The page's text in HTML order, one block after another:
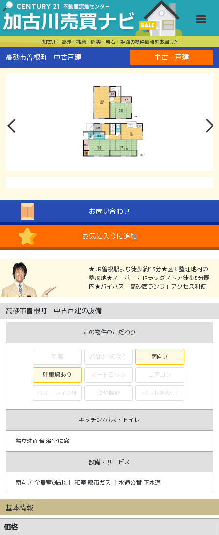
加古川・高砂・播磨・稲美・明石・姫路の物件情報をお届け♪
高砂市曽根町 中古戸建 中古一戸建
お問い合わせ
お気に入りに追加
★JR曽根駅より徒歩約13分★区画整理地内の
整形地★スーパー・ドラッグストア徒歩5分圏
内★バイパス「高砂西ランプ」アクセス利便
高砂市曽根町 中古戸建の設備
この物件のこだわり
新築 2階以上の物件 南向き
駐車場あり オートロック エアコン
バス・トイレ別 追焚機能 ペット相談可
キッチン/バス・トイレ
独立洗面台 浴室に窓
設備・サービス
南向き 全居室6帖以上 和室 都市ガス 上水道公営 下水道
基本情報
価格